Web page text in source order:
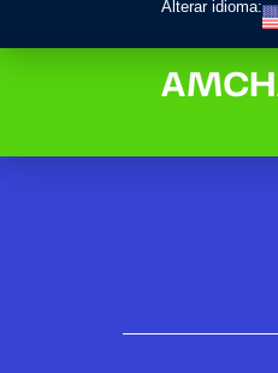
Alterar idioma: